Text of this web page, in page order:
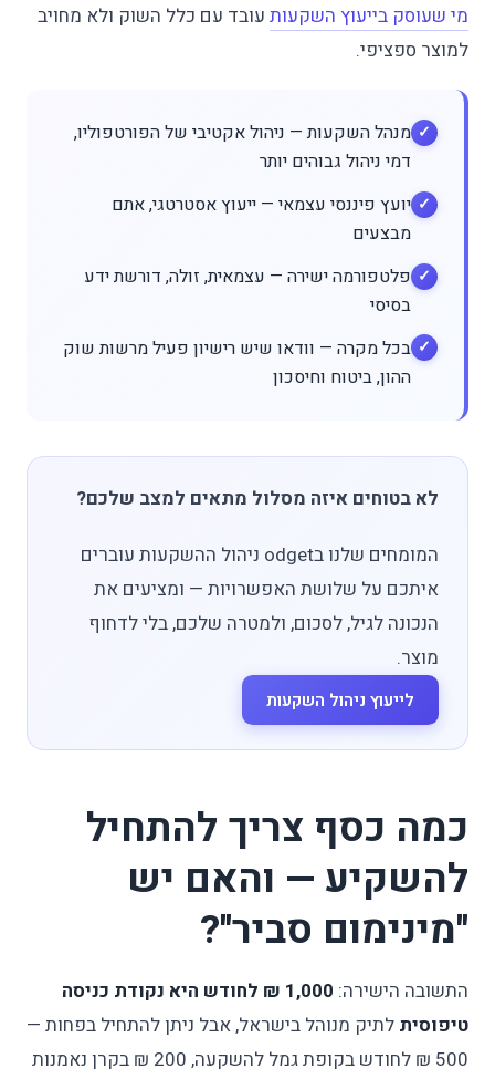
מי שעוסק בייעוץ השקעות עובד עם כלל השוק ולא מחויב
למוצר ספציפי.
מנהל השקעות — ניהול אקטיבי של הפורטפוליו,
דמי ניהול גבוהים יותר
יועץ פיננסי עצמאי — ייעוץ אסטרטגי, אתם
מבצעים
פלטפורמה ישירה — עצמאית, זולה, דורשת ידע
בסיסי
בכל מקרה — וודאו שיש רישיון פעיל מרשות שוק
ההון, ביטוח וחיסכון
לא בטוחים איזה מסלול מתאים למצב שלכם?
המומחים שלנו בodget ניהול ההשקעות עוברים
איתכם על שלושת האפשרויות — ומציעים את
הנכונה לגיל, לסכום, ולמטרה שלכם, בלי לדחוף
מוצר.
לייעוץ ניהול השקעות
כמה כסף צריך להתחיל
להשקיע — והאם יש
"מינימום סביר"?
התשובה הישירה:
1,000 ₪ לחודש היא נקודת כניסה
טיפוסית לתיק מנוהל בישראל, אבל ניתן להתחיל בפחות —
500 ₪ לחודש בקופת גמל להשקעה, 200 ₪ בקרן נאמנות